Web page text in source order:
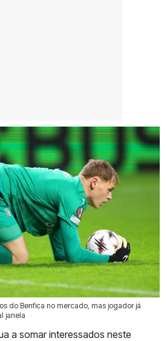
do Benfica no mercado, mas jogador já
janela
a somar interessados neste